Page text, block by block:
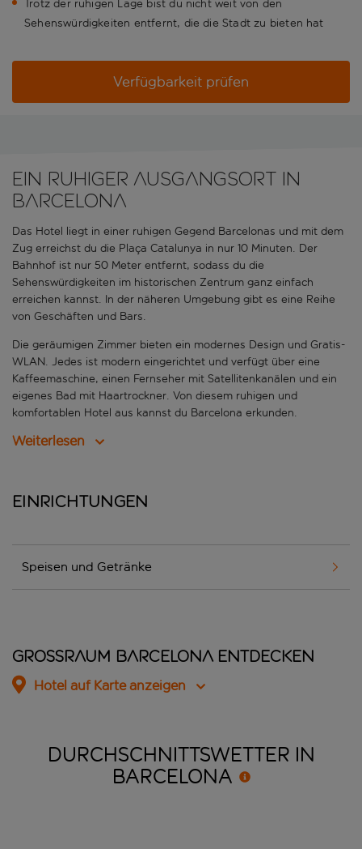
Trotz der ruhigen Lage bist du nicht weit von den
Sehenswürdigkeiten entfernt, die die Stadt zu bieten hat
Verfügbarkeit prüfen
Ein ruhiger Ausgangsort in
Barcelona
Das Hotel liegt in einer ruhigen Gegend Barcelonas und mit dem
Zug erreichst du die Plaça Catalunya in nur 10 Minuten. Der
Bahnhof ist nur 50 Meter entfernt, sodass du die
Sehenswürdigkeiten im historischen Zentrum ganz einfach
erreichen kannst. In der näheren Umgebung gibt es eine Reihe
von Geschäften und Bars.
Die geräumigen Zimmer bieten ein modernes Design und Gratis-
WLAN. Jedes ist modern eingerichtet und verfügt über eine
Kaffeemaschine, einen Fernseher mit Satellitenkanälen und ein
eigenes Bad mit Haartrockner. Von diesem ruhigen und
komfortablen Hotel aus kannst du Barcelona erkunden.
Weiterlesen
Einrichtungen
Speisen und Getränke
Grossraum Barcelona entdecken
Hotel auf Karte anzeigen
DURCHSCHNITTSWETTER IN
BARCELONA